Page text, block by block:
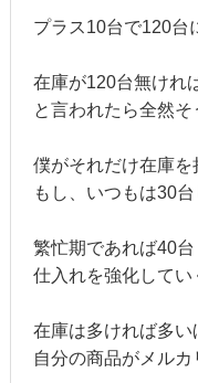
プラス10台で120台
在庫が120台無けれ
と言われたら全然そ
僕がそれだけ在庫
もし、いつもは30
繁忙期であれば40
仕入れを強化してい
在庫は多ければ多
自分の商品がメル